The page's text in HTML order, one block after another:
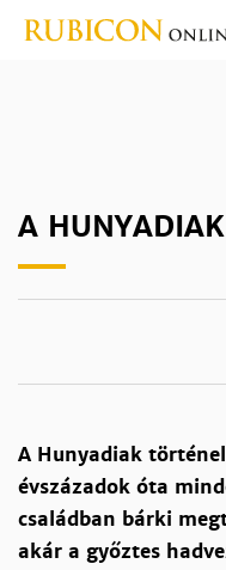
A HUNYADIAK
A Hunyadiak
évszázadok óta
családban bárki
akár a győztes